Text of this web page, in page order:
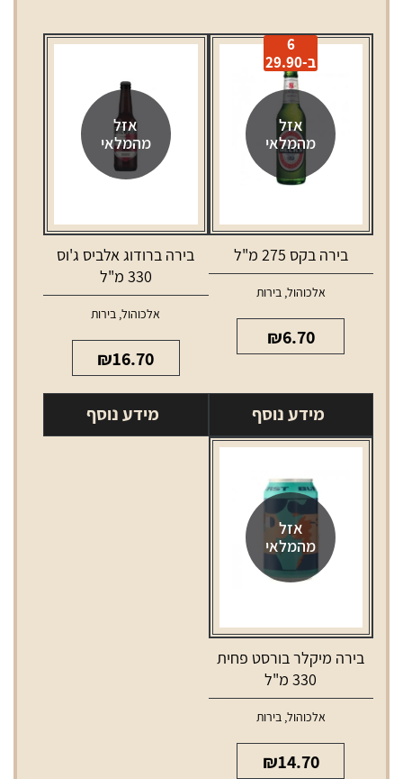
אזל
מהמלאי
6
ב-29.90
בירה בקס 275 מ"ל
אלכוהול,בירות
₪6.70
מידע נוסף
אזל
מהמלאי
בירה ברודוג אלביס ג'וס
330 מ"ל
אלכוהול, בירות
₪16.70
מידע נוסף
אזל
מהמלאי
בירה מיקלר בורסט פחית
330 מ"ל
אלכוהול,בירות
₪14.70